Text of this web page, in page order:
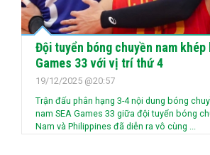
Đội tuyển bóng chuyền nam khép
Games 33 với vị trí thứ 4
19/12/2025 @20:57
Trận đấu phân hạng 3-4 nội dung bóng
nam SEA Games 33 giữa đội tuyển bóng
Nam và Philippines đã diễn ra vô cùng ...